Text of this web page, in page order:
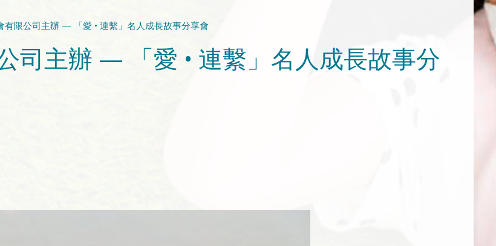
有限公司主辦 — 「愛 • 連繫」名人成長故事分享會
司主辦 — 「愛 • 連繫」名人成長故事分